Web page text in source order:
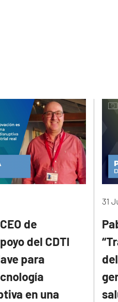
de
del CDTI
para
en una
31